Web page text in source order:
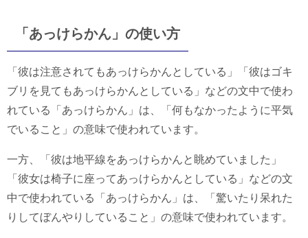
「あっけらかん」の使い方
「彼は注意されてもあっけらかんとしている」「彼はゴキ
ブリを見てもあっけらかんとしている」などの文中で使わ
れている「あっけらかん」は、「何もなかったように平気
でいること」の意味で使われています。
一方、「彼は地平線をあっけらかんと眺めていました」
「彼女は椅子に座ってあっけらかんとしている」などの文
中で使われている「あっけらかん」は、「驚いたり呆れた
りしてぼんやりしていること」の意味で使われています。